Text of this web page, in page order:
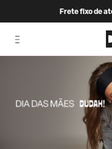
Frete fixo de